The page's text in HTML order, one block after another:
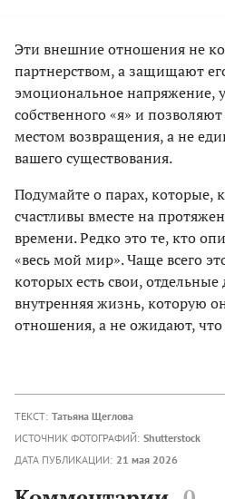
Эти внешние отношения не
партнерством, а защищают
эмоциональное напряжение,
собственного «я» и
местом возвращения, а не
вашего существования.
Подумайте о парах, которые,
счастливы вместе на
времени. Редко это те, кто
«весь мой мир». Чаще всего
которых есть свои, отдельные
внутренняя жизнь, которую
отношения, а не ожидают, что
ТЕКСТ: Татьяна Щеглова
ИСТОЧНИК ФОТОГРАФИЙ: Shutterstock
ДАТА ПУБЛИКАЦИИ: 21 мая 2026